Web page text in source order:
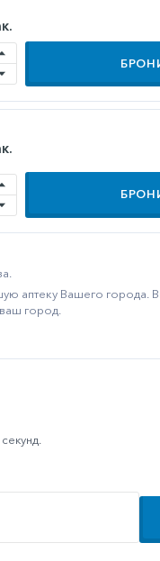
аптеку Вашего
город.